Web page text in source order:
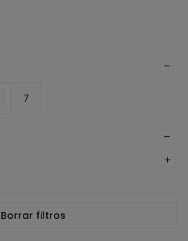
7
Borrar filtros